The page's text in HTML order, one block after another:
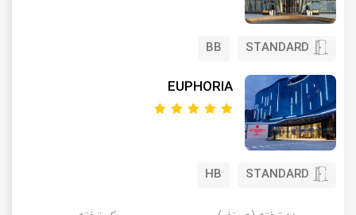
STANDARD
BB
EUPHORIA
STANDARD
HB